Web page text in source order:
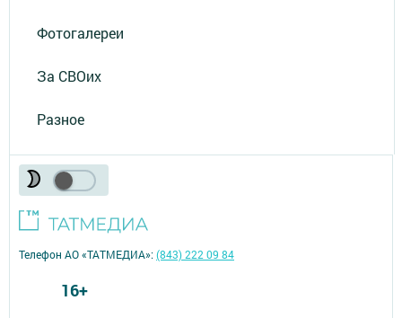
Фотогалереи
За СВОих
Разное
Телефон АО «ТАТМЕДИА»:(843) 222 09 84
16+